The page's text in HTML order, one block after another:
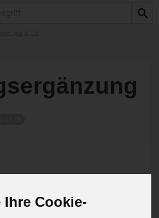
Ihre Cookie-